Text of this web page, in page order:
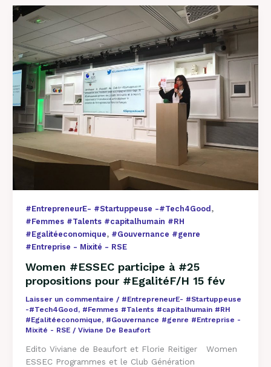
#EntrepreneurE- #Startuppeuse -#Tech4Good ,
#Femmes #Talents #capitalhumain #RH
#Egalitéeconomique, #Gouvernance #genre
#Entreprise - Mixité - RSE
Women #ESSEC participe à #25
propositions pour #EgalitéF/H 15 fév
Laisser un commentaire / #EntrepreneurE- #Startuppeuse
-#Tech4Good, #Femmes #Talents #capitalhumain #RH
#Egalitéeconomique, #Gouvernance #genre #Entreprise -
Mixité - RSE/ Viviane De Beaufort
Edito Viviane de Beaufort et Florie Reitiger Women
ESSEC Programmes et le Club Génération
Women
#ESSEC
participe
à
#25
propositions
pour
#EgalitéF/H 15
fév